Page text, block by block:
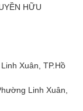
HỮU
Xuân, TP.Hồ
Linh Xuân,